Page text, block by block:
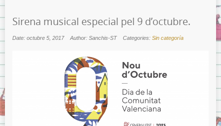
Sirena musical especial pel 9 d’octubre.
Date: octubre 5, 2017 Author: Sanchis-ST Categories: Sin categoría